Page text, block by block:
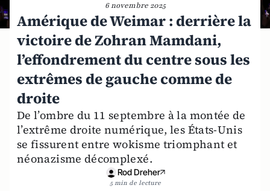
6 novembre 2025
Amérique de Weimar : derrière la
victoire de Zohran Mamdani,
l’effondrement du centre sous les
extrêmes de gauche comme de
droite
De l’ombre du 11 septembre à la montée de
l’extrême droite numérique, les États-Unis
se fissurent entre wokisme triomphant et
néonazisme décomplexé.
Rod Dreher
5 min de lecture